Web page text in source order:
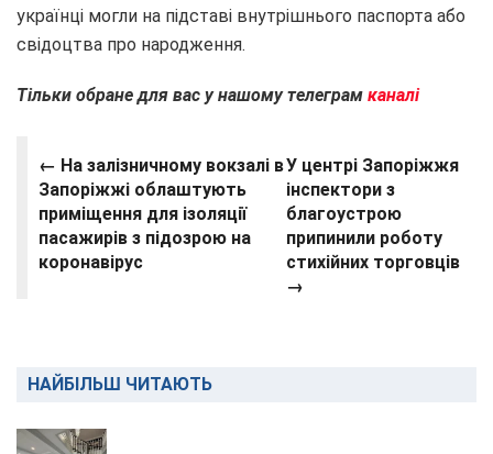
українці могли на підставі внутрішнього паспорта або
свідоцтва про народження.
Тільки обране для вас у нашому телеграм каналі
← На залізничному вокзалі в
Запоріжжі облаштують
приміщення для ізоляції
пасажирів з підозрою на
коронавірус
У центрі Запоріжжя
інспектори з
благоустрою
припинили роботу
стихійних торговців
→
НАЙБІЛЬШ ЧИТАЮТЬ